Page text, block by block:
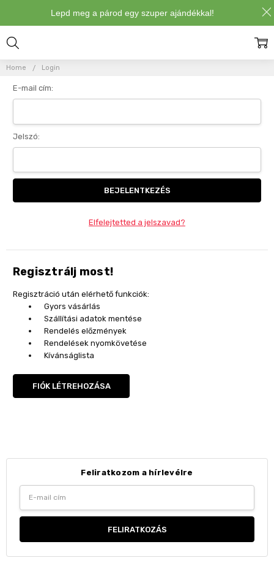
Home Login
Bejelentkezés
E-mail cím:
Jelszó:
Elfelejtetted a jelszavad?
Regisztrálj most!
Regisztráció után elérhető funkciók:
Gyors vásárlás
Szállítási adatok mentése
Rendelés előzmények
Rendelések nyomkövetése
Kívánságlista
FIÓK LÉTREHOZÁSA
Feliratkozom a hírlevélre
Address
Lepd meg a párod egy szuper ajándékkal!